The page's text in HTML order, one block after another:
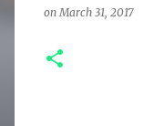
onMarch 31, 2017